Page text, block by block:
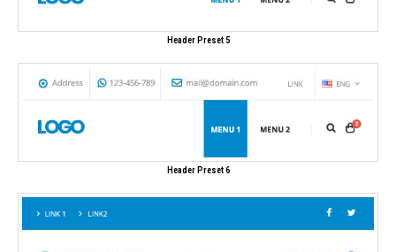
Header Preset 5
Header Preset 6